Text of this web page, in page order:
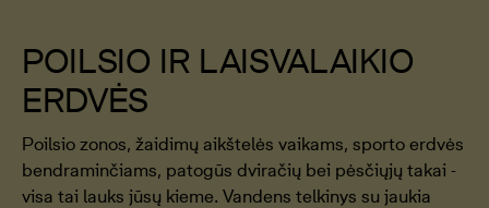
POILSIO IR LAISVALAIKIO
ERDVĖS
Poilsio zonos, žaidimų aikštelės vaikams, sporto erdvės
bendraminčiams, patogūs dviračių bei pėsčiųjų takai -
visa tai lauks jūsų kieme. Vandens telkinys su jaukia